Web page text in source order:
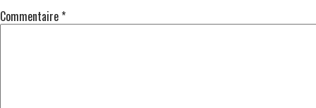
Commentaire*